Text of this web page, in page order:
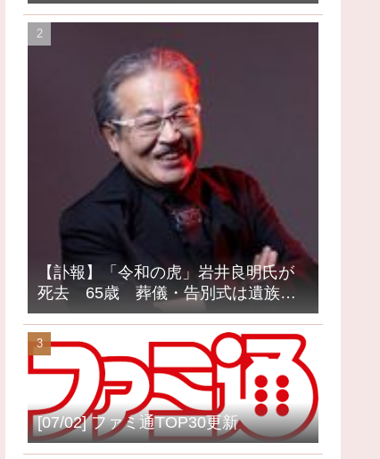
になってしまったって」
【訃報】「令和の虎」岩井良明氏が
死去 65歳 葬儀・告別式は遺族の
意向で密葬
[07/02] ファミ通TOP30更新